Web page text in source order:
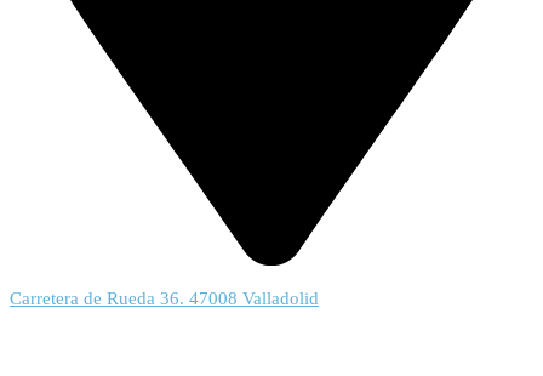
Carretera de Rueda 36. 47008 Valladolid